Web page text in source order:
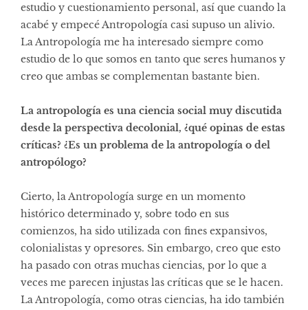
estudio y cuestionamiento personal, así que cuando la
acabé y empecé Antropología casi supuso un alivio.
La Antropología me ha interesado siempre como
estudio de lo que somos en tanto que seres humanos y
creo que ambas se complementan bastante bien.
La antropología es una ciencia social muy discutida
desde la perspectiva decolonial, ¿qué opinas de estas
críticas? ¿Es un problema de la antropología o del
antropólogo?
Cierto, la Antropología surge en un momento
histórico determinado y, sobre todo en sus
comienzos, ha sido utilizada con fines expansivos,
colonialistas y opresores. Sin embargo, creo que esto
ha pasado con otras muchas ciencias, por lo que a
veces me parecen injustas las críticas que se le hacen.
La Antropología, como otras ciencias, ha ido también